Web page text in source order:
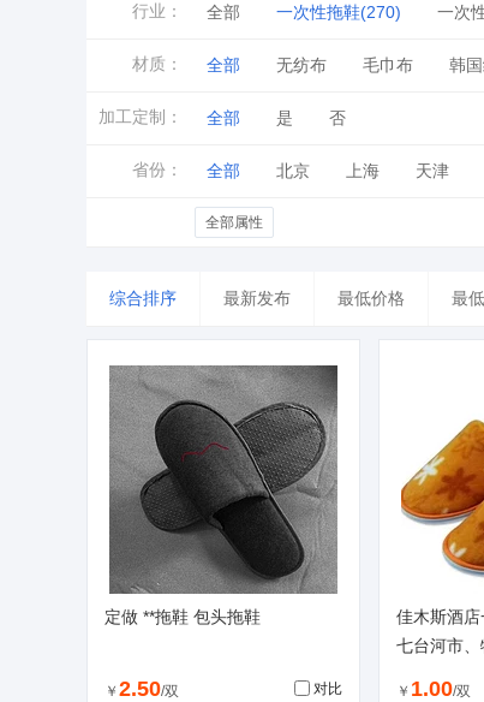
行业： 全部 一次性拖鞋(270) 一次
一次性家用手套(5) 一次性家用铝
材质： 全部 无纺布 毛巾布 韩
麂皮绒 珊瑚绒
加工定制： 全部 是 否
省份： 全部 北京 上海 天津
山东
全部属性
综合排序 最新发布 最低价格 最
定做 **拖鞋 包头拖鞋
￥ 2.50/双 对比
佳木斯酒
七台河市、
￥ 1.00/双